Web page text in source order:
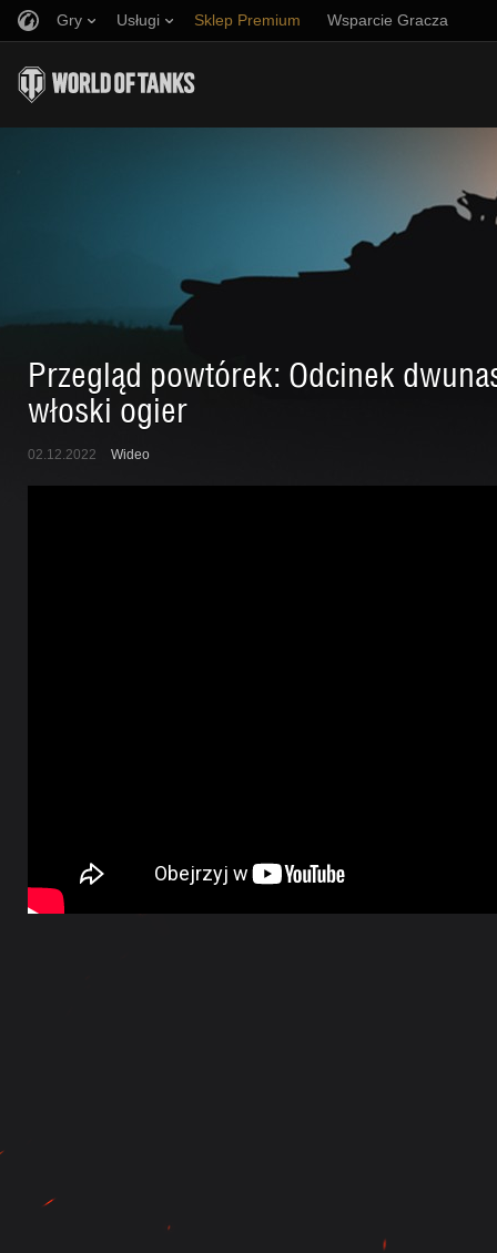
Gry Usługi Sklep Premium Wsparcie Gracza
Muzyka
Zasady fair play
Wargaming.net Game Center
Zwerbuj znajomego
Discord
Przegląd powtórek: Odcinek
włoski ogier
02.12.2022 Wideo